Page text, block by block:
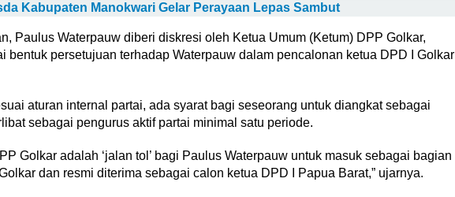
Kabupaten Manokwari Gelar Perayaan Lepas Sambut
Paulus Waterpauw diberi diskresi oleh Ketua Umum (Ketum) DPP Golkar,
bentuk persetujuan terhadap Waterpauw dalam pencalonan ketua DPD I Golkar
aturan internal partai, ada syarat bagi seseorang untuk diangkat sebagai
sebagai pengurus aktif partai minimal satu periode.
Golkar adalah ‘jalan tol’ bagi Paulus Waterpauw untuk masuk sebagai bagian
dan resmi diterima sebagai calon ketua DPD I Papua Barat,” ujarnya.